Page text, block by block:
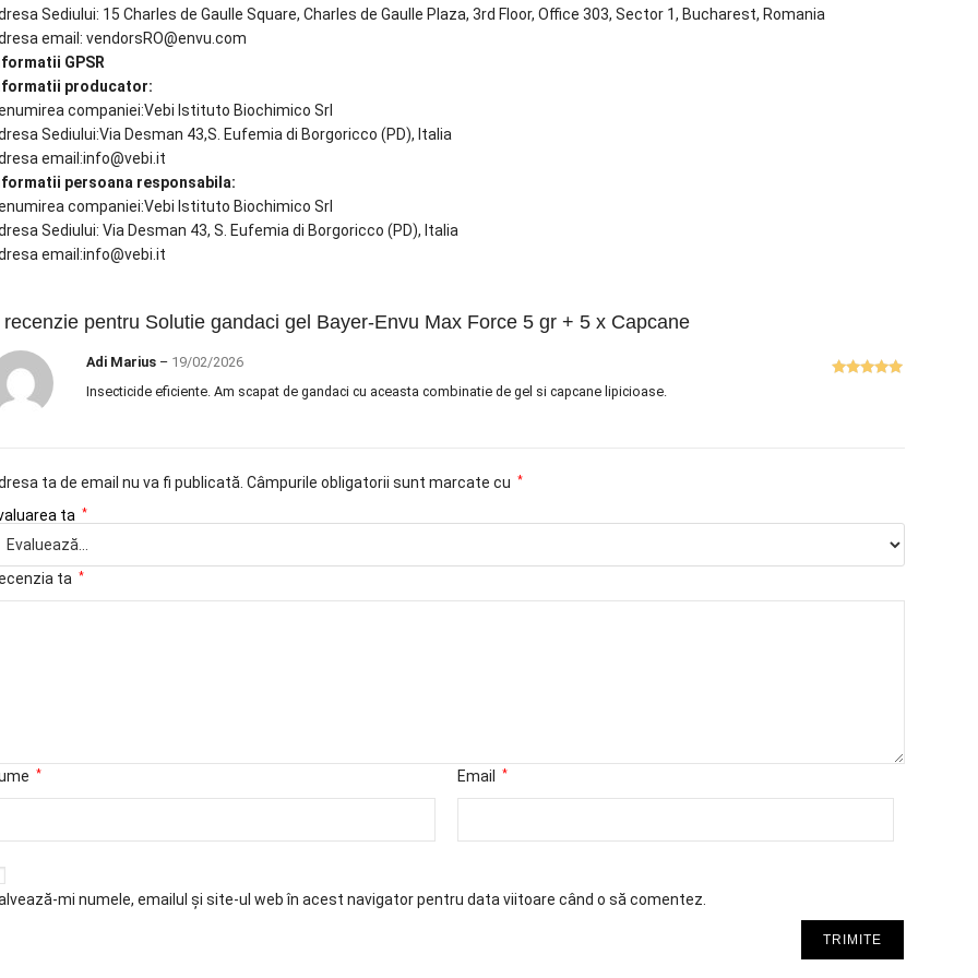
Sediului: 15 Charles de Gaulle Square, Charles de Gaulle Plaza, 3rd Floor, Office 303, Sector 1, Bucharest, Romania
email: vendorsRO@envu.com
GPSR
producator:
companiei:Vebi Istituto Biochimico Srl
Sediului:Via Desman 43,S. Eufemia di Borgoricco (PD), Italia
email:info@vebi.it
persoana responsabila:
companiei:Vebi Istituto Biochimico Srl
Sediului: Via Desman 43, S. Eufemia di Borgoricco (PD), Italia
email:info@vebi.it
recenzie pentru Solutie gandaci gel Bayer-Envu Max Force 5 gr + 5 x Capcane
Adi Marius – 19/02/2026
Insecticide eficiente. Am scapat de gandaci cu aceasta combinatie de gel si capcane lipicioase.
ta de email nu va fi publicată. Câmpurile obligatorii sunt marcate cu *
ta *
ta *
* Email *
mi numele, emailul și site-ul web în acest navigator pentru data viitoare când o să comentez.